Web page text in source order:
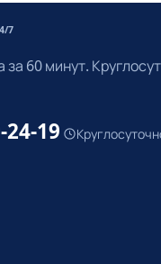
7
60 минут.
24-19